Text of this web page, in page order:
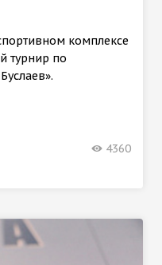
комплексе
турнир по
4360